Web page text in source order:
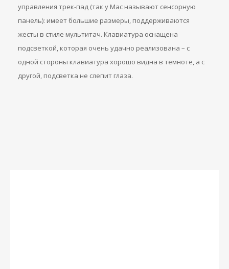
управления трек-пад (так у Mac называют сенсорную
панель): имеет большие размеры, поддерживаются
жесты в стиле мультитач. Клавиатура оснащена
подсветкой, которая очень удачно реализована – с
одной стороны клавиатура хорошо видна в темноте, а с
другой, подсветка не слепит глаза.